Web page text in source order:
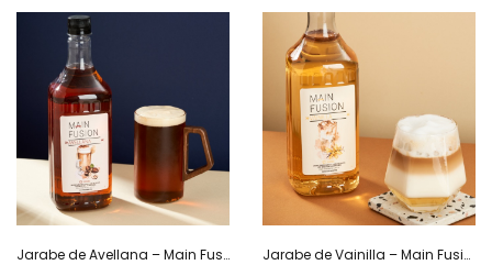
Jarabe de Avellana – Main Fusion Jarabe de Vainilla – Main Fusion